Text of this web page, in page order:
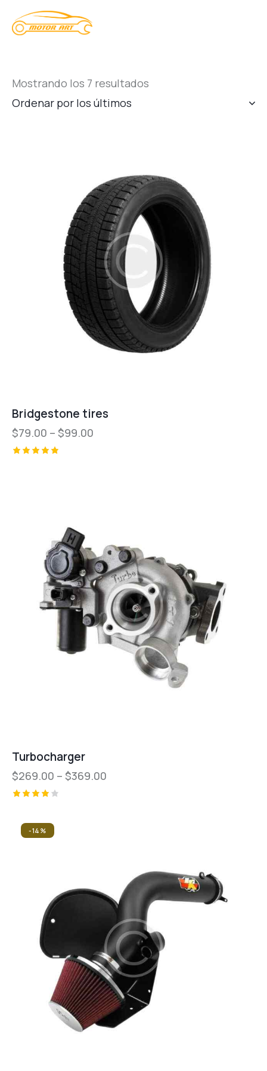
Mostrando los 7 resultados
Bridgestone tires
$79.00 – $99.00
Turbocharger
$269.00 – $369.00
4.00
de 5
-14%